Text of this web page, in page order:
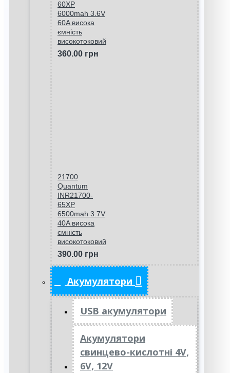
60XP
6000mah 3.6V
60A висока
ємність
високотоковий
360.00 грн
21700
Quantum
INR21700-
65XP
6500mah 3.7V
40A висока
ємність
високотоковий
390.00 грн
Акумулятори
USB акумулятори
Акумулятори
свинцево-кислотні 4V,
6V, 12V